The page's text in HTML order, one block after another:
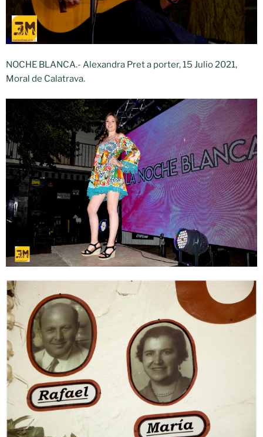
NOCHE BLANCA.- Alexandra Pret a porter, 15 Julio 2021,
Moral de Calatrava.